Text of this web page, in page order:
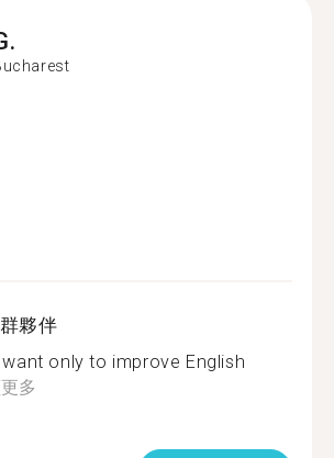
夥伴
only to improve English
多